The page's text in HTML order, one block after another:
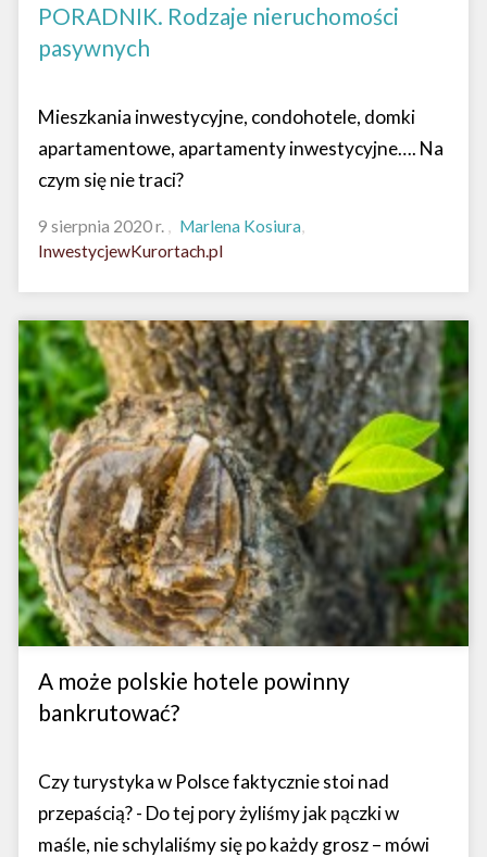
PORADNIK. Rodzaje nieruchomości
pasywnych
Mieszkania inwestycyjne, condohotele, domki
apartamentowe, apartamenty inwestycyjne…. Na
czym się nie traci?
9 sierpnia 2020 r.
Marlena Kosiura
InwestycjewKurortach.pl
A może polskie hotele powinny
bankrutować?
Czy turystyka w Polsce faktycznie stoi nad
przepaścią? - Do tej pory żyliśmy jak pączki w
maśle, nie schylaliśmy się po każdy grosz – mówi